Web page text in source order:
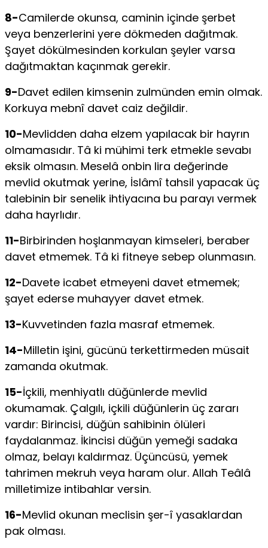
8-Camilerde okunsa, caminin içinde şerbet
veya benzerlerini yere dökmeden dağıtmak.
Şayet dökülmesinden korkulan şeyler varsa
dağıt­maktan kaçınmak gerekir.
9-Davet edilen kimsenin zulmünden emin olmak.
Korkuya mebnî davet caiz değildir.
10-Mevlidden daha elzem yapılacak bir hayrın
olmamasıdır. Tâ ki mühimi terk etmekle sevabı
eksik olmasın. Meselâ onbin lira değerinde
mevlid okutmak yerine, İslâmî tahsil yapacak üç
talebinin bir senelik ihtiyacına bu parayı vermek
daha hayrlıdır.
11-Birbirinden hoşlanmayan kimseleri, beraber
davet etmemek. Tâ ki fitneye sebep olunmasın.
12-Davete icabet etmeyeni davet etmemek;
şayet ederse muhayyer davet etmek.
13-Kuvvetinden fazla masraf etmemek.
14-Milletin işini, gücünü terkettirmeden müsait
zamanda okutmak.
15-İçkili, menhiyatlı düğünlerde mevlid
okumamak. Çalgılı, içkili dü­ğünlerin üç zararı
vardır: Birincisi, düğün sahibinin ölüleri
faydalanmaz. İkincisi düğün yemeği sadaka
olmaz, belayı kaldırmaz. Üçüncüsü, ye­mek
tahrimen mekruh veya haram olur. Allah Teâlâ
milletimize intibah­lar versin.
16-Mevlid okunan meclisin şer-î yasaklardan
pak olması.